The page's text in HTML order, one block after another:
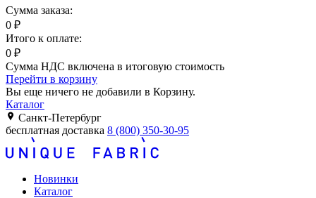
Сумма заказа:
0 ₽
Итого к оплате:
0 ₽
Сумма НДС включена в итоговую стоимость
Перейти в корзину
Вы еще ничего не добавили в Корзину.
Каталог
Санкт-Петербург
бесплатная доставка 8 (800) 350-30-95
Новинки
Каталог